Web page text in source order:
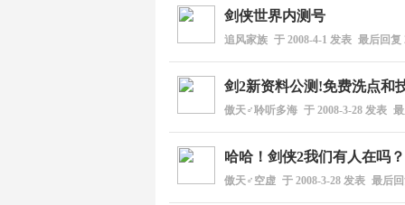
剑侠世界内测号
追风家族 于 2008-4-1 发表 最后回复
剑2新资料公测!免费洗点和
傲天♂聆听多海 于 2008-3-28 发表
哈哈！剑侠2我们有人在吗？
傲天♂空虚 于 2008-3-28 发表 最后